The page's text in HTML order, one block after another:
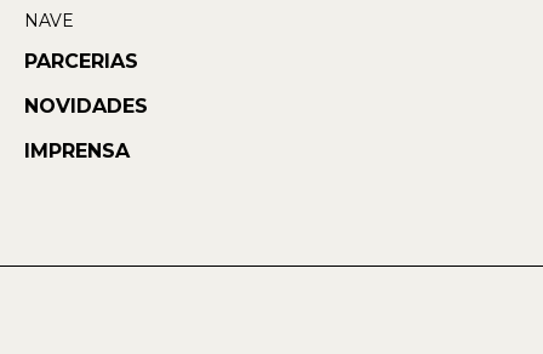
NAVE
PARCERIAS
NOVIDADES
IMPRENSA